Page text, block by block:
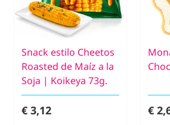
Snack estilo Cheetos
Roasted de Maíz a la
Soja | Koikeya 73g.
€ 3,12 €